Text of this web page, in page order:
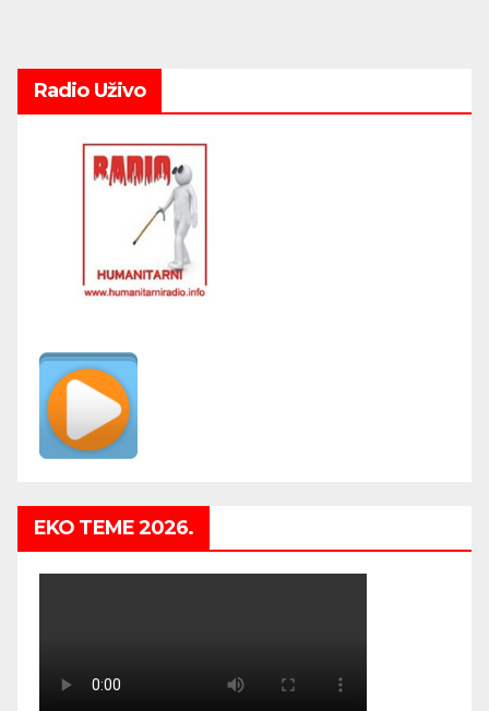
Radio Uživo
EKO TEME 2026.